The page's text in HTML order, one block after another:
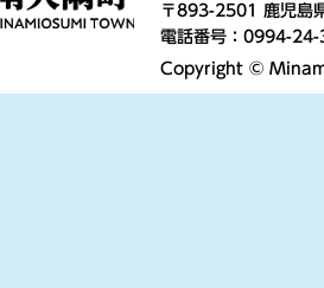
〒893-2501 鹿児島
電話番号：0994-
Copyright ©